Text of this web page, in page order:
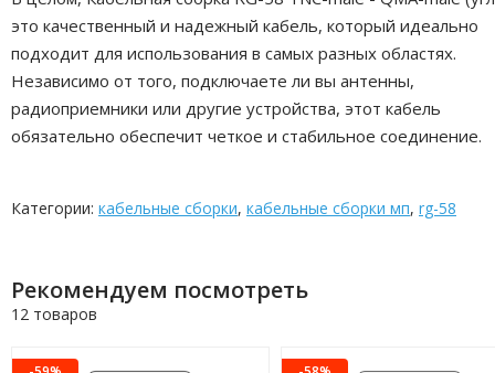
это качественный и надежный кабель, который идеально
подходит для использования в самых разных областях.
Независимо от того, подключаете ли вы антенны,
радиоприемники или другие устройства, этот кабель
обязательно обеспечит четкое и стабильное соединение.
Категории: кабельные сборки, кабельные сборки мп, rg-58
Рекомендуем посмотреть
12 товаров